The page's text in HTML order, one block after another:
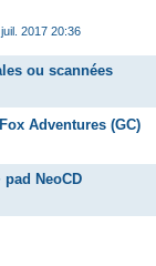
2017 20:36
ou scannées
Adventures (GC)
NeoCD